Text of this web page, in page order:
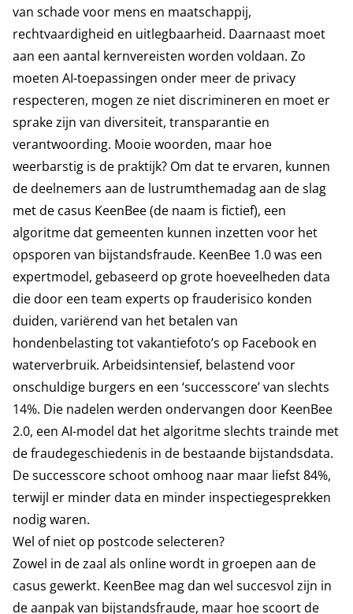
van schade voor mens en maatschappij,
rechtvaardigheid en uitlegbaarheid. Daarnaast moet
aan een aantal kernvereisten worden voldaan. Zo
moeten AI-toepassingen onder meer de privacy
respecteren, mogen ze niet discrimineren en moet er
sprake zijn van diversiteit, transparantie en
verantwoording. Mooie woorden, maar hoe
weerbarstig is de praktijk? Om dat te ervaren, kunnen
de deelnemers aan de lustrumthemadag aan de slag
met de casus KeenBee (de naam is fictief), een
algoritme dat gemeenten kunnen inzetten voor het
opsporen van bijstandsfraude. KeenBee 1.0 was een
expertmodel, gebaseerd op grote hoeveelheden data
die door een team experts op frauderisico konden
duiden, variërend van het betalen van
hondenbelasting tot vakantiefoto’s op Facebook en
waterverbruik. Arbeidsintensief, belastend voor
onschuldige burgers en een ‘successcore’ van slechts
14%. Die nadelen werden ondervangen door KeenBee
2.0, een AI-model dat het algoritme slechts trainde met
de fraudegeschiedenis in de bestaande bijstandsdata.
De successcore schoot omhoog naar maar liefst 84%,
terwijl er minder data en minder inspectiegesprekken
nodig waren.
Wel of niet op postcode selecteren?
Zowel in de zaal als online wordt in groepen aan de
casus gewerkt. KeenBee mag dan wel succesvol zijn in
de aanpak van bijstandsfraude, maar hoe scoort de